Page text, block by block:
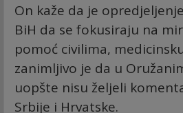
On kaže da je
BiH da se fokusiraju na
pomoć civilima,
zanimljivo je da u
uopšte nisu željeli
Srbije i Hrvatske.